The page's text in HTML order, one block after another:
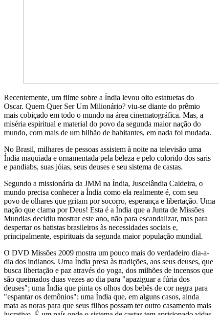
Recentemente, um filme sobre a Índia levou oito estatuetas do
Oscar. Quem Quer Ser Um Milionário? viu-se diante do prêmio
mais cobiçado em todo o mundo na área cinematográfica. Mas, a
miséria espiritual e material do povo da segunda maior nação do
mundo, com mais de um bilhão de habitantes, em nada foi mudada.
No Brasil, milhares de pessoas assistem à noite na televisão uma
Índia maquiada e ornamentada pela beleza e pelo colorido dos saris
e pandiabs, suas jóias, seus deuses e seu sistema de castas.
Segundo a missionária da JMM na Índia, Juscelândia Caldeira, o
mundo precisa conhecer a Índia como ela realmente é, com seu
povo de olhares que gritam por socorro, esperança e libertação. Uma
nação que clama por Deus! Esta é a Índia que a Junta de Missões
Mundias decidiu mostrar este ano, não para escandalizar, mas para
despertar os batistas brasileiros às necessidades sociais e,
principalmente, espirituais da segunda maior população mundial.
O DVD Missões 2009 mostra um pouco mais do verdadeiro dia-a-
dia dos indianos. Uma Índia presa às tradições, aos seus deuses, que
busca libertação e paz através do yoga, dos milhões de incensos que
são queimados duas vezes ao dia para "apaziguar a fúria dos
deuses"; uma Índia que pinta os olhos dos bebês de cor negra para
"espantar os demônios"; uma Índia que, em alguns casos, ainda
mata as noras para que seus filhos possam ter outro casamento mais